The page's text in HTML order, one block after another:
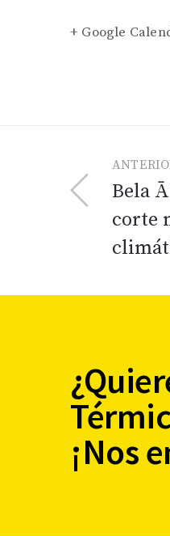
+ Google
Bela
corte
¡Nos